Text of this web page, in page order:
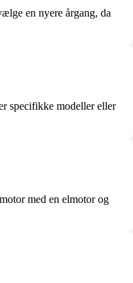
en nyere årgang, da
specifikke modeller eller
med en elmotor og